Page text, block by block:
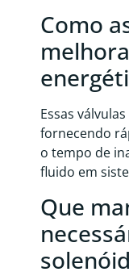
Como
Essas
fornecendo
o tempo de
fluido em
Que